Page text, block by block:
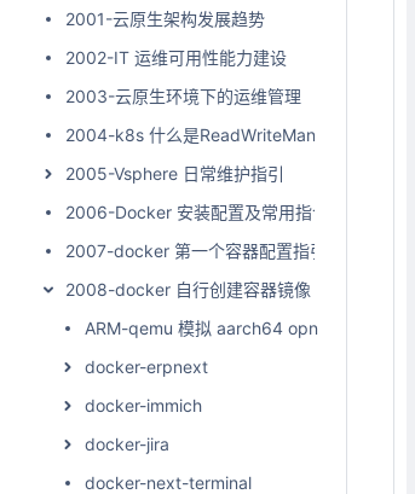
2001-云原生架构发展趋势
2002-IT 运维可用性能力建设
2003-云原生环境下的运维管理
2004-k8s 什么是ReadWriteMany
2005-Vsphere 日常维护指引
2006-Docker 安装配置及常用指令
2007-docker 第一个容器配置指引
2008-docker 自行创建容器镜像
ARM-qemu 模拟 aarch64 opnsense24
docker-erpnext
docker-immich
docker-jira
docker-next-terminal